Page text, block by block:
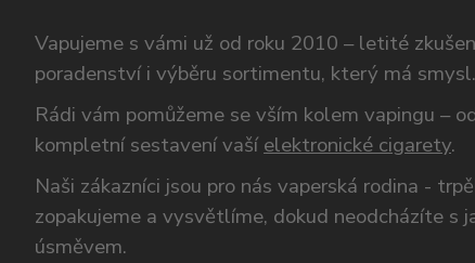
Vapujeme s vámi už od roku 2010 – letité
poradenství i výběru sortimentu, který má smysl.
Rádi vám pomůžeme se vším kolem vapingu –
kompletní sestavení vaší elektronické cigarety.
Naši zákazníci jsou pro nás vaperská rodina -
zopakujeme a vysvětlíme, dokud neodcházíte s
úsměvem.